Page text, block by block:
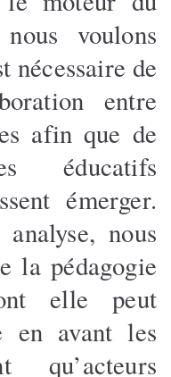
voulons
nécessaire de
entre
afin que de
éducatifs
émerger.
nous
la pédagogie
elle peut
en avant les